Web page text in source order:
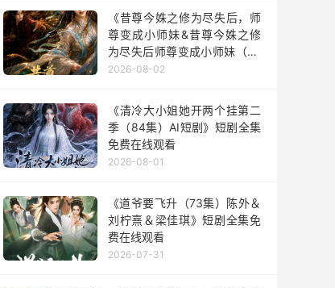
《昔尊今姝之修为尽失后，师
尊变成小师妹&昔尊今姝之修
为尽失后师尊变成小师妹（67
集）AI短剧》短剧全集免费在
2026-08-02
《清冷大小姐她开两个挂第二
季（84集）AI短剧》短剧全集
免费在线观看
2026-08-01
《道爷要飞升（73集）陈外＆
刘柠熹＆梁佳琪》短剧全集免
费在线观看
2026-07-31